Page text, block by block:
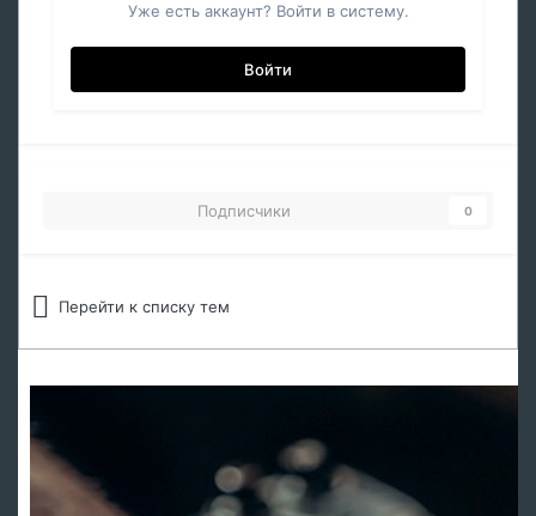
Уже есть аккаунт? Войти в систему.
Войти
Подписчики 0
Перейти к списку тем